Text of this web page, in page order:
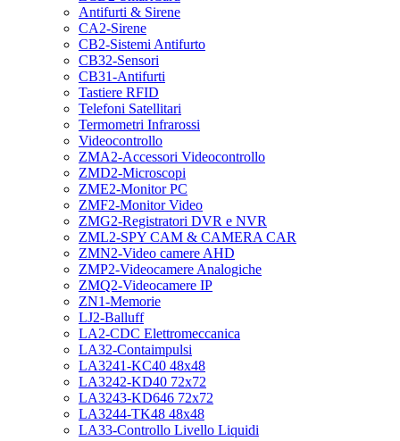
Antifurti & Sirene
CA2-Sirene
CB2-Sistemi Antifurto
CB32-Sensori
CB31-Antifurti
Tastiere RFID
Telefoni Satellitari
Termometri Infrarossi
Videocontrollo
ZMA2-Accessori Videocontrollo
ZMD2-Microscopi
ZME2-Monitor PC
ZMF2-Monitor Video
ZMG2-Registratori DVR e NVR
ZML2-SPY CAM & CAMERA CAR
ZMN2-Video camere AHD
ZMP2-Videocamere Analogiche
ZMQ2-Videocamere IP
ZN1-Memorie
LJ2-Balluff
LA2-CDC Elettromeccanica
LA32-Contaimpulsi
LA3241-KC40 48x48
LA3242-KD40 72x72
LA3243-KD646 72x72
LA3244-TK48 48x48
LA33-Controllo Livello Liquidi